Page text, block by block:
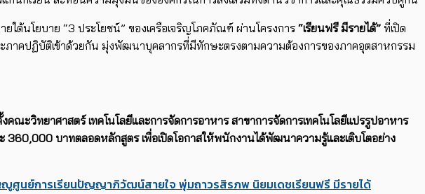
ใต้นโยบาย “3 ประโยชน์” ของเครือเจริญโภคภัณฑ์ ผ่านโครงการ “เรียนฟรี มีรายได้” ที่เปิด
ภาคปฏิบัติเข้าด้วยกัน มุ่งพัฒนาบุคลากรที่มีทักษะตรงตามความต้องการของภาคอุตสาหกรรม
วิทยาศาสตร์ เทคโนโลยีและการจัดการอาหาร สาขาการจัดการเทคโนโลยีแปรรูปอาหาร
360,000 บาทตลอดหลักสูตร เพื่อเปิดโอกาสให้พนักงานได้พัฒนาความรู้และเติบโตอย่าง
ญูศูนย์การเรียนปัญญาภิวัฒน์สายใจ พุ่มถาวรสิรภพ นิยมเดชเรียนฟรี มีรายได้